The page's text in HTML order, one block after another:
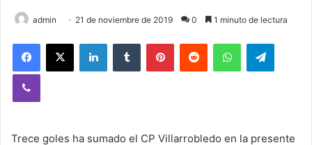
admin 21 de noviembre de 2019 0 1 minuto de lectura
Trece goles ha sumado el CP Villarrobledo en la presente